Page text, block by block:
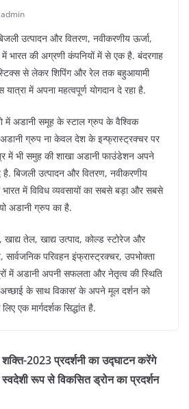
admin
उत्पादन और वितरण, नवीकरणीय ऊर्जा,
में भारत की अग्रणी कंपनियों में से एक है. बंदरगाह
से लेकर शिपिंग और रेल तक बहुआयामी
में अपना महत्वपूर्ण योगदान दे रहा है.
में अडानी समूह के स्टाल ग्रुप के वैश्विक
अडानी ग्रुप ना केवल देश के इन्फ्रास्ट्रक्चर पर
में भी समुह की शाखा अडानी फाउंडेशन अपने
है. बिजली उत्पादन और वितरण, नवीकरणीय
में विविध व्यवसायों का सबसे बड़ा और सबसे
अडानी ग्रुप का है.
खाद्य तेल, खाद्य उत्पाद, कोल्ड स्टोरेज और
परिवहन इंफ्रास्ट्रक्चर, उपभोक्ता
में अडानी अपनी सफलता और नेतृत्व की स्थिति
‘अच्छाई के साथ विकास’ के अपने मूल दर्शन को
एक मार्गदर्शक सिद्धांत है.
शक्ति-2023 प्रदर्शनी का उद्घाटन करेंगे
स्वदेशी रूप से विकसित ड्रोन का प्रदर्शन